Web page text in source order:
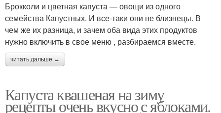
Брокколи и цветная капуста — овощи из одного
семейства Капустных. И все-таки они не близнецы. В
чем же их разница, и зачем оба вида этих продуктов
нужно включить в свое меню , разбираемся вместе.
читать дальше →
Капуста квашеная на зиму
рецепты очень вкусно с яблоками.